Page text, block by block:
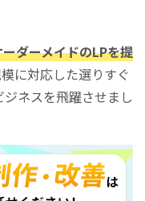
ダーメイドのLPを提
に対応した選りすぐ
ネスを飛躍させまし